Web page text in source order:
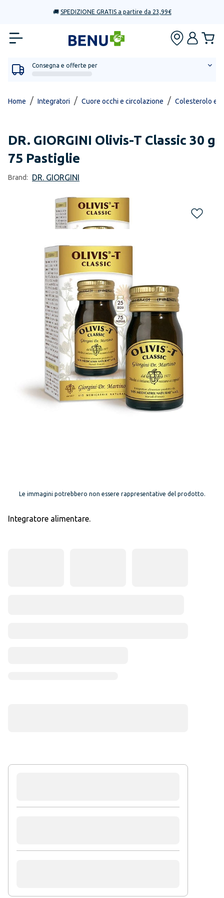
🚚 SPEDIZIONE GRATIS a partire da 23,99€
Consegna e offerte per
Home / Integratori / Cuore occhi e circolazione / Colesterolo e
DR. GIORGINI Olivis-T Classic 30 g
75 Pastiglie
Brand: DR. GIORGINI
Le immagini potrebbero non essere rappresentative del prodotto.
Integratore alimentare.